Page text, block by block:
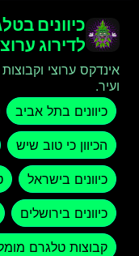
כיוונים
לדירוג
אינדקס ערוצי
ועיר.
כיוונים בתל אביב
הכיוון כי טוב שיש
כיוונים בישראל
כיוונים בירושלים
קבוצות טלגרם